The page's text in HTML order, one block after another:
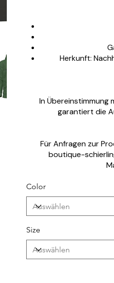
Herkunft:
In Übereinstimmung
garantiert die
Für Anfragen zur
boutique-
Color
Size